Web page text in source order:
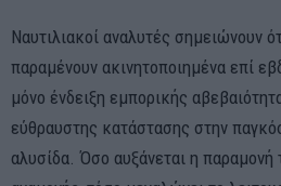
Ναυτιλιακοί αναλυτές σημειώνουν
παραμένουν ακινητοποιημένα επί
μόνο ένδειξη εμπορικής
εύθραυστης κατάστασης στην
αλυσίδα. Όσο αυξάνεται η